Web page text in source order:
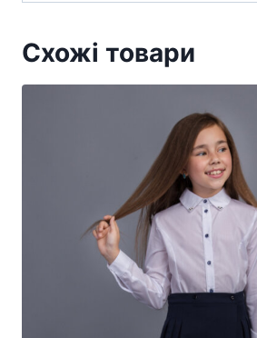
Схожі товари